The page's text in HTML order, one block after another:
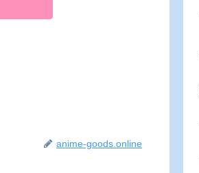
anime-goods.online